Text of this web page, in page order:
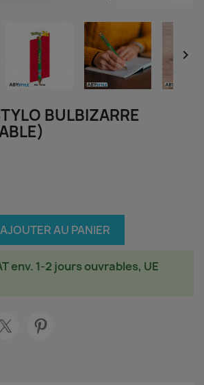

BULBIZARRE
AJOUTER AU PANIER
env. 1-2 jours ouvrables, UE